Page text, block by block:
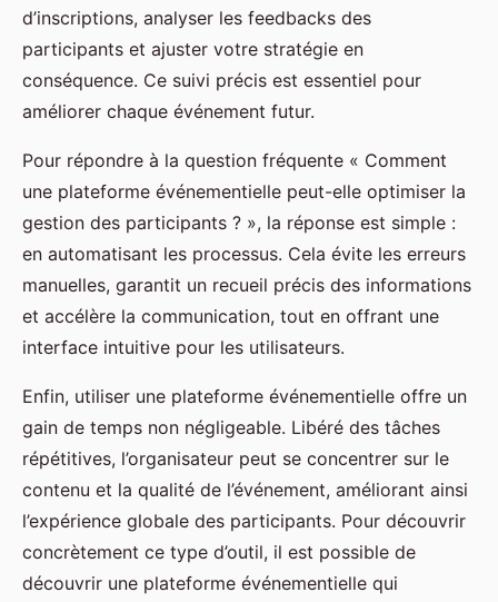
d’inscriptions, analyser les feedbacks des
participants et ajuster votre stratégie en
conséquence. Ce suivi précis est essentiel pour
améliorer chaque événement futur.
Pour répondre à la question fréquente « Comment
une plateforme événementielle peut-elle optimiser la
gestion des participants ? », la réponse est simple :
en automatisant les processus. Cela évite les erreurs
manuelles, garantit un recueil précis des informations
et accélère la communication, tout en offrant une
interface intuitive pour les utilisateurs.
Enfin, utiliser une plateforme événementielle offre un
gain de temps non négligeable. Libéré des tâches
répétitives, l’organisateur peut se concentrer sur le
contenu et la qualité de l’événement, améliorant ainsi
l’expérience globale des participants. Pour découvrir
concrètement ce type d’outil, il est possible de
découvrir une plateforme événementielle qui